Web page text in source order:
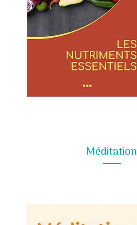
Méditation